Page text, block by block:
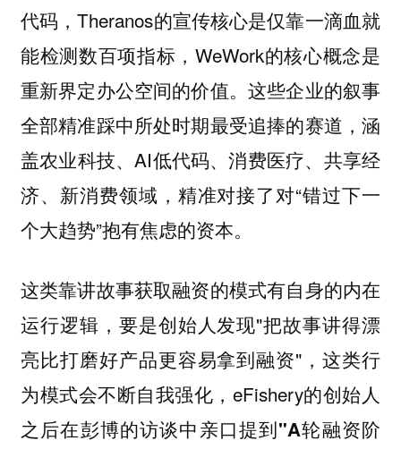
代码，Theranos的宣传核心是仅靠一滴血就
能检测数百项指标，WeWork的核心概念是
重新界定办公空间的价值。这些企业的叙事
全部精准踩中所处时期最受追捧的赛道，涵
盖农业科技、AI低代码、消费医疗、共享经
济、新消费领域，精准对接了对“错过下一
个大趋势”抱有焦虑的资本。
这类靠讲故事获取融资的模式有自身的内在
运行逻辑，要是创始人发现"把故事讲得漂
亮比打磨好产品更容易拿到融资"，这类行
为模式会不断自我强化，eFishery的创始人
之后在彭博的访谈中亲口提到"A轮融资阶